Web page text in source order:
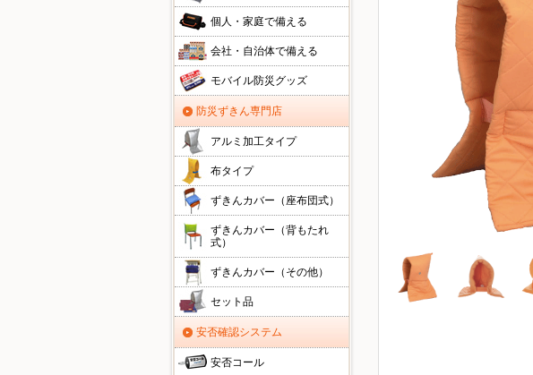
個人・家庭で備える
会社・自治体で備える
モバイル防災グッズ
防災ずきん専門店
アルミ加工タイプ
布タイプ
ずきんカバー（座布団式）
ずきんカバー（背もたれ
式）
ずきんカバー（その他）
セット品
安否確認システム
安否コール